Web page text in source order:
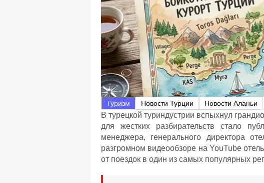
Туризм Новости Турции Новости Аланьи
В турецкой туриндустрии вспыхнул
для жестких разбирательств стало
менеджера, генерального директора
разгромном видеообзоре на YouTube
от поездок в один из самых популярных